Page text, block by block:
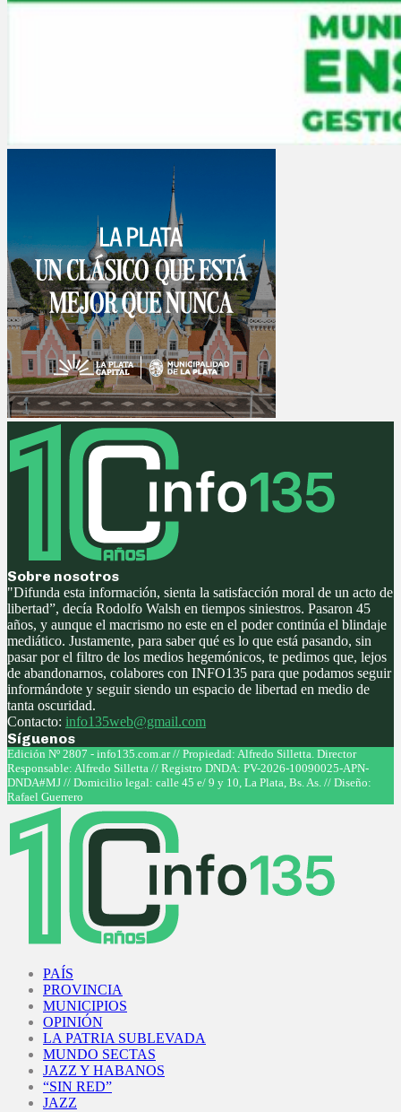
Sobre nosotros
"Difunda esta información, sienta la satisfacción moral de un acto de
libertad”, decía Rodolfo Walsh en tiempos siniestros. Pasaron 45
años, y aunque el macrismo no este en el poder continúa el blindaje
mediático. Justamente, para saber qué es lo que está pasando, sin
pasar por el filtro de los medios hegemónicos, te pedimos que, lejos
de abandonarnos, colabores con INFO135 para que podamos seguir
informándote y seguir siendo un espacio de libertad en medio de
tanta oscuridad.
Contacto: info135web@gmail.com
Síguenos
Facebook
Twitter
Instagram
Youtube
Edición Nº 2807 - info135.com.ar // Propiedad: Alfredo Silletta. Director
Responsable: Alfredo Silletta // Registro DNDA: PV-2026-10090025-APN-
DNDA#MJ // Domicilio legal: calle 45 e/ 9 y 10, La Plata, Bs. As. // Diseño:
Rafael Guerrero
PAÍS
PROVINCIA
MUNICIPIOS
OPINIÓN
LA PATRIA SUBLEVADA
MUNDO SECTAS
JAZZ Y HABANOS
“SIN RED”
JAZZ